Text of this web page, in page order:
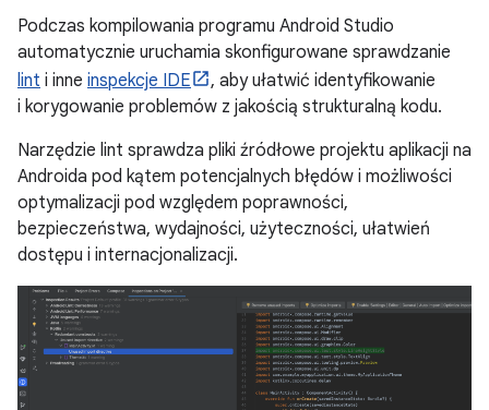
Podczas kompilowania programu Android Studio
automatycznie uruchamia skonfigurowane sprawdzanie
lint i inne inspekcje IDE
, aby ułatwić identyfikowanie
i korygowanie problemów z jakością strukturalną kodu.
Narzędzie lint sprawdza pliki źródłowe projektu aplikacji na
Androida pod kątem potencjalnych błędów i możliwości
optymalizacji pod względem poprawności,
bezpieczeństwa, wydajności, użyteczności, ułatwień
dostępu i internacjonalizacji.